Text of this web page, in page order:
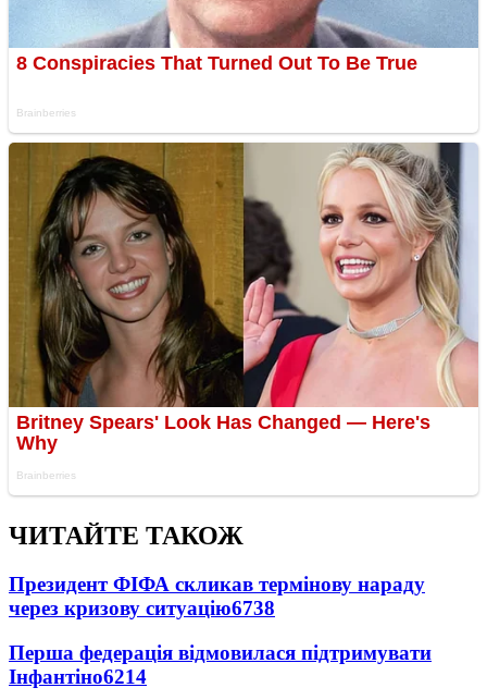
ЧИТАЙТЕ ТАКОЖ
Президент ФІФА скликав термінову нараду
через кризову ситуацію6738
Перша федерація відмовилася підтримувати
Інфантіно6214